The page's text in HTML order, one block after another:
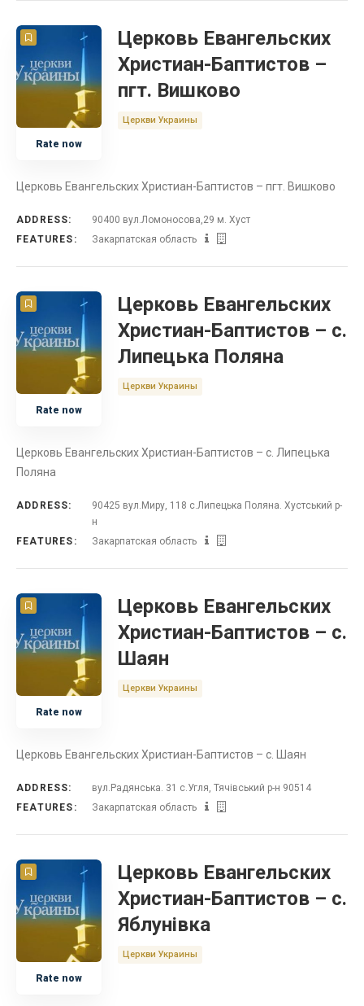
Rate now
Церковь Евангельских
Христиан-Баптистов –
пгт. Вишково
Церкви Украины
Церковь Евангельских Христиан-Баптистов – пгт. Вишково
ADDRESS:
90400 вул.Ломоносова,29 м. Хуст
FEATURES:
Закарпатская область
Rate now
Церковь Евангельских
Христиан-Баптистов – с.
Липецька Поляна
Церкви Украины
Церковь Евангельских Христиан-Баптистов – с. Липецька
Поляна
ADDRESS:
90425 вул.Миру, 118 с.Липецька Поляна. Хустський р-
н
FEATURES:
Закарпатская область
Rate now
Церковь Евангельских
Христиан-Баптистов – с.
Шаян
Церкви Украины
Церковь Евангельских Христиан-Баптистов – с. Шаян
ADDRESS:
вул.Радянська. 31 с.Угля, Тячівський р-н 90514
FEATURES:
Закарпатская область
Rate now
Церковь Евангельских
Христиан-Баптистов – с.
Яблунівка
Церкви Украины